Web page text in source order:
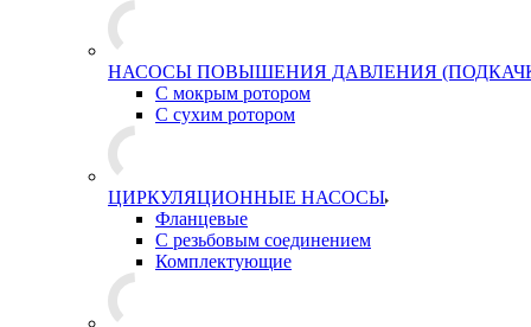
НАСОСЫ ПОВЫШЕНИЯ ДАВЛЕНИЯ
С мокрым ротором
С сухим ротором
ЦИРКУЛЯЦИОННЫЕ НАСОСЫ
Фланцевые
С резьбовым соединением
Комплектующие